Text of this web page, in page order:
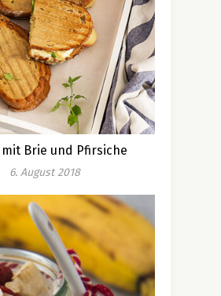
mit Brie und Pfirsiche
6. August 2018